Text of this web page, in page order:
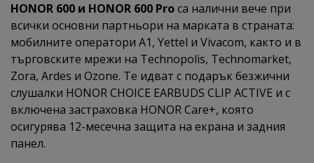
HONOR 600 и HONOR 600 Proса налични вече при
всички основни партньори на марката в страната:
мобилните оператори А1, Yettel и Vivacom, както и в
търговските мрежи на Technopolis, Technomarket,
Zora, Ardes и Ozone. Те идват с подарък безжични
слушалки HONOR CHOICE EARBUDS CLIP ACTIVE и с
включена застраховка HONOR Care+, която
осигурява 12-месечна защита на екрана и задния
панел.